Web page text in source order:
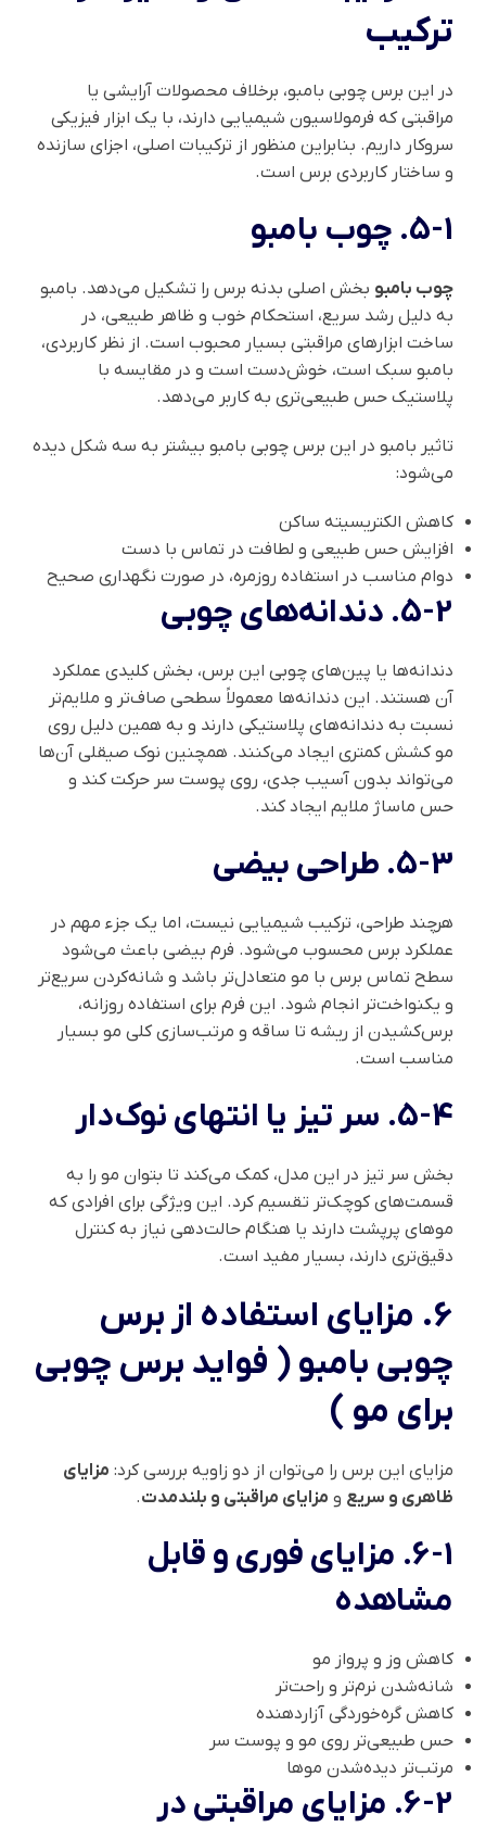
ترکیب
در این برس چوبی بامبو، برخلاف محصولات آرایشی یا
مراقبتی که فرمولاسیون شیمیایی دارند، با یک ابزار فیزیکی
سروکار داریم. بنابراین منظور از ترکیبات اصلی، اجزای سازنده
و ساختار کاربردی برس است.
5-1. چوب بامبو
چوب بامبو بخش اصلی بدنه برس را تشکیل می‌دهد. بامبو
به دلیل رشد سریع، استحکام خوب و ظاهر طبیعی، در
ساخت ابزارهای مراقبتی بسیار محبوب است. از نظر کاربردی،
بامبو سبک است، خوش‌دست است و در مقایسه با
پلاستیک حس طبیعی‌تری به کاربر می‌دهد.
تاثیر بامبو در این برس چوبی بامبو بیشتر به سه شکل دیده
می‌شود:
کاهش الکتریسیته ساکن
افزایش حس طبیعی و لطافت در تماس با دست
دوام مناسب در استفاده روزمره، در صورت نگهداری صحیح
5-2. دندانه‌های چوبی
دندانه‌ها یا پین‌های چوبی این برس، بخش کلیدی عملکرد
آن هستند. این دندانه‌ها معمولاً سطحی صاف‌تر و ملایم‌تر
نسبت به دندانه‌های پلاستیکی دارند و به همین دلیل روی
مو کشش کمتری ایجاد می‌کنند. همچنین نوک صیقلی آن‌ها
می‌تواند بدون آسیب جدی، روی پوست سر حرکت کند و
حس ماساژ ملایم ایجاد کند.
5-3. طراحی بیضی
هرچند طراحی، ترکیب شیمیایی نیست، اما یک جزء مهم در
عملکرد برس محسوب می‌شود. فرم بیضی باعث می‌شود
سطح تماس برس با مو متعادل‌تر باشد و شانه‌کردن سریع‌تر
و یکنواخت‌تر انجام شود. این فرم برای استفاده روزانه،
برس‌کشیدن از ریشه تا ساقه و مرتب‌سازی کلی مو بسیار
مناسب است.
5-4. سر تیز یا انتهای نوک‌دار
بخش سر تیز در این مدل، کمک می‌کند تا بتوان مو را به
قسمت‌های کوچک‌تر تقسیم کرد. این ویژگی برای افرادی که
موهای پرپشت دارند یا هنگام حالت‌دهی نیاز به کنترل
دقیق‌تری دارند، بسیار مفید است.
6. مزایای استفاده از برس
چوبی بامبو ( فواید برس چوبی
برای مو )
مزایای این برس را می‌توان از دو زاویه بررسی کرد: مزایای
ظاهری و سریع و مزایای مراقبتی و بلندمدت.
6-1. مزایای فوری و قابل
مشاهده
کاهش وز و پرواز مو
شانه‌شدن نرم‌تر و راحت‌تر
کاهش گره‌خوردگی آزاردهنده
حس طبیعی‌تر روی مو و پوست سر
مرتب‌تر دیده‌شدن موها
6-2. مزایای مراقبتی در